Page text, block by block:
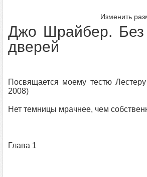
Изменить
Джо Шрайбер. Без
дверей
Посвящается моему тестю
2008)
Нет темницы мрачнее, чем
Глава 1